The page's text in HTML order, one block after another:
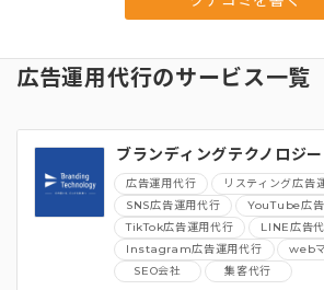
広告運用代行のサービス一覧
ブランディングテクノロジ
ティング総合支援
広告運用代行
リスティング広告
SNS広告運用代行
YouTube広
TikTok広告運用代行
LINE広告
Instagram広告運用代行
web
SEO会社
集客代行